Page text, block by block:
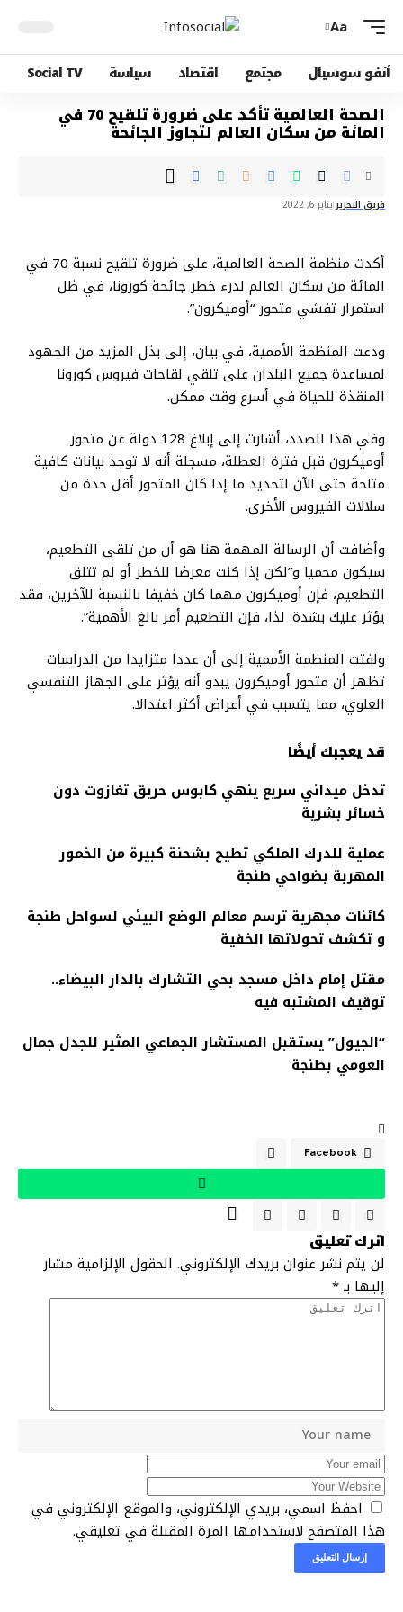
Aa
أنفو سوسيال مجتمع اقتصاد سياسة Social TV
الصحة العالمية تأكد على ضرورة تلقيح 70 في
المائة من سكان العالم لتجاوز الجائحة
فريق التحريريناير 6, 2022
أكدت منظمة الصحة العالمية، على ضرورة تلقيح نسبة 70 في
المائة من سكان العالم لدرء خطر جائحة كورونا، في ظل
استمرار تفشي متحور “أوميكرون”.‌
ودعت المنظمة الأممية، في بيان، إلى بذل المزيد من الجهود
لمساعدة جميع البلدان على تلقي لقاحات فيروس كورونا
المنقذة للحياة في أسرع وقت ممكن.
وفي هذا الصدد، أشارت إلى إبلاغ 128 دولة عن متحور
أوميكرون قبل فترة العطلة، مسجلة أنه لا توجد بيانات كافية
متاحة حتى الآن لتحديد ما إذا كان المتحور أقل حدة من
سلالات الفيروس الأخرى.
وأضافت أن الرسالة المهمة هنا هو أن من تلقى التطعيم،
سيكون محميا و”لكن إذا كنت معرضا للخطر أو لم تتلق
التطعيم، فإن أوميكرون مهما كان خفيفا بالنسبة للآخرين، فقد
يؤثر عليك بشدة. لذا، فإن التطعيم أمر بالغ الأهمية”.
ولفتت المنظمة الأممية إلى أن عددا متزايدا من الدراسات
تظهر أن متحور أوميكرون يبدو أنه يؤثر على الجهاز التنفسي
العلوي، مما يتسبب في أعراض أكثر اعتدالا.
قد يعجبك أيضًا
تدخل ميداني سريع ينهي كابوس حريق تغازوت دون
خسائر بشرية
عملية للدرك الملكي تطيح بشحنة كبيرة من الخمور
المهربة بضواحي طنجة
كائنات مجهرية ترسم معالم الوضع البيئي لسواحل طنجة
و تكشف تحولاتها الخفية
مقتل إمام داخل مسجد بحي التشارك بالدار البيضاء..
توقيف المشتبه فيه
“الجيول” يستقبل المستشار الجماعي المثير للجدل جمال
العومي بطنجة
Facebook
اترك تعليق
لن يتم نشر عنوان بريدك الإلكتروني. الحقول الإلزامية مشار
إليها بـ*
احفظ اسمي، بريدي الإلكتروني، والموقع الإلكتروني في
هذا المتصفح لاستخدامها المرة المقبلة في تعليقي.